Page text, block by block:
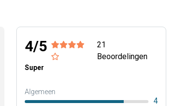
4/5
21
Beoordelingen
Super
Algemeen
4